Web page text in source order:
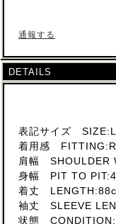
通報する
DETAILS
表記サイズ SIZE:L
着用感
肩幅 SHOULDER
身幅 PIT TO
着丈
袖丈 SLEEVE
状態